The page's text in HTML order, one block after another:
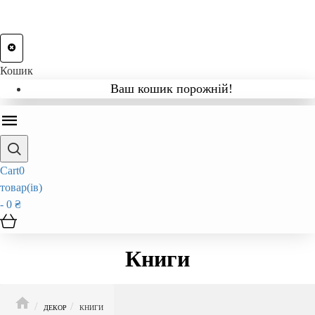
Кошик
Ваш кошик порожній!
Cart0
товар(ів)
- 0 ₴
Книги
ДЕКОР
КНИГИ